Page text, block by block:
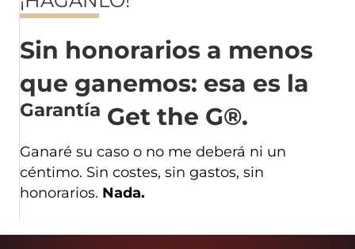
Sin honorarios a menos
que ganemos: esa es la
Garantía Get the G®.
Ganaré su caso o no me deberá ni un
céntimo. Sin costes, sin gastos, sin
honorarios. Nada.